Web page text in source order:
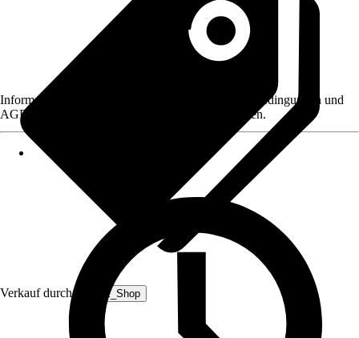
Verkauf durch: HEPE_Shop
Informationen des Verkäufers, wie z. B. Rückgabebedingungen und
AGB, finden Sie bei Klick auf den Verkäufernamen.